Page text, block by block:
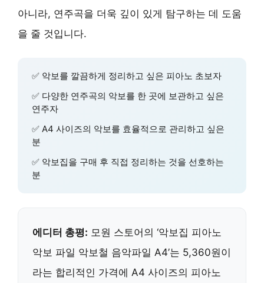
아니라, 연주곡을 더욱 깊이 있게 탐구하는 데 도움
을 줄 것입니다.
✅ 악보를 깔끔하게 정리하고 싶은 피아노 초보자
✅ 다양한 연주곡의 악보를 한 곳에 보관하고 싶은
연주자
✅ A4 사이즈의 악보를 효율적으로 관리하고 싶은
분
✅ 악보집을 구매 후 직접 정리하는 것을 선호하는
분
에디터 총평: 모원 스토어의 ‘악보집 피아노
악보 파일 악보철 음악파일 A4’는 5,360원이
라는 합리적인 가격에 A4 사이즈의 피아노